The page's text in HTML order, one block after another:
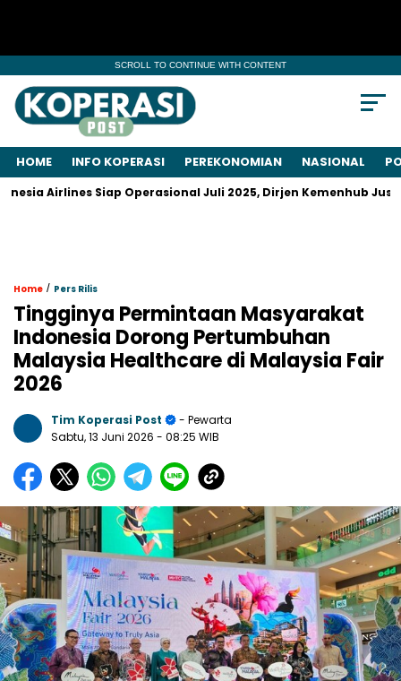
SCROLL TO CONTINUE WITH CONTENT
HOME INFO KOPERASI PEREKONOMIAN NASIONAL
Airlines Siap Operasional Juli 2025, Dirjen Kemenhub Justru
Home / Pers Rilis
Tingginya Permintaan Masyarakat
Indonesia Dorong Pertumbuhan
Malaysia Healthcare di Malaysia Fair
2026
Tim Koperasi Post
- Pewarta
Sabtu, 13 Juni 2026 - 08:25 WIB